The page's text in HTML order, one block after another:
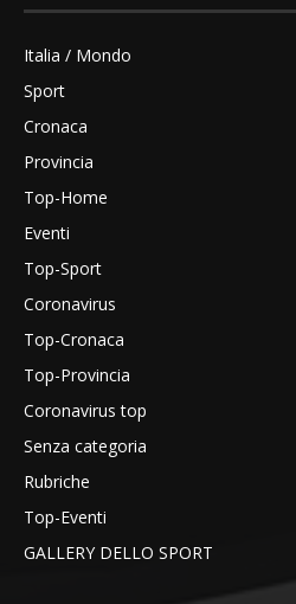
Italia / Mondo
Sport
Cronaca
Provincia
Top-Home
Eventi
Top-Sport
Coronavirus
Top-Cronaca
Top-Provincia
Coronavirus top
Senza categoria
Rubriche
Top-Eventi
GALLERY DELLO SPORT